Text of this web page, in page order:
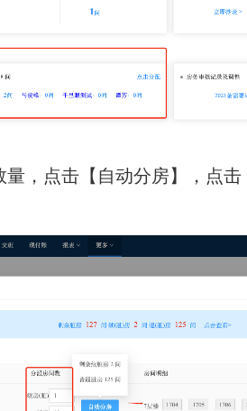
，点击【自动分房】，点击